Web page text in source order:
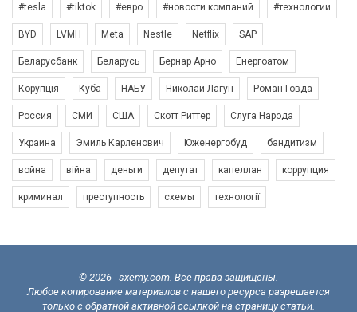
#tesla #tiktok #евро #новости компаний #технологии
BYD LVMH Meta Nestle Netflix SAP
Беларусбанк Беларусь Бернар Арно Енергоатом
Корупція Куба НАБУ Николай Лагун Роман Говда
Россия СМИ США Скотт Риттер Слуга Народа
Украина Эмиль Карленович Юженергобуд бандитизм
война війна деньги депутат капеллан коррупция
криминал преступность схемы технології
© 2026 - sxemy.com. Все права защищены.
Любое копирование материалов с нашего ресурса разрешается
только с обратной активной ссылкой на страницу статьи.